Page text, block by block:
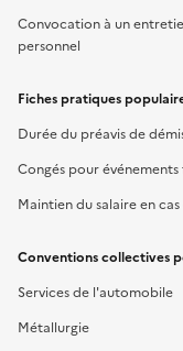
Convocation à un
personnel
Fiches pratiques
Durée du préavis de
Congés pour
Maintien du salaire en
Conventions collectives
Services de l'automobile
Métallurgie